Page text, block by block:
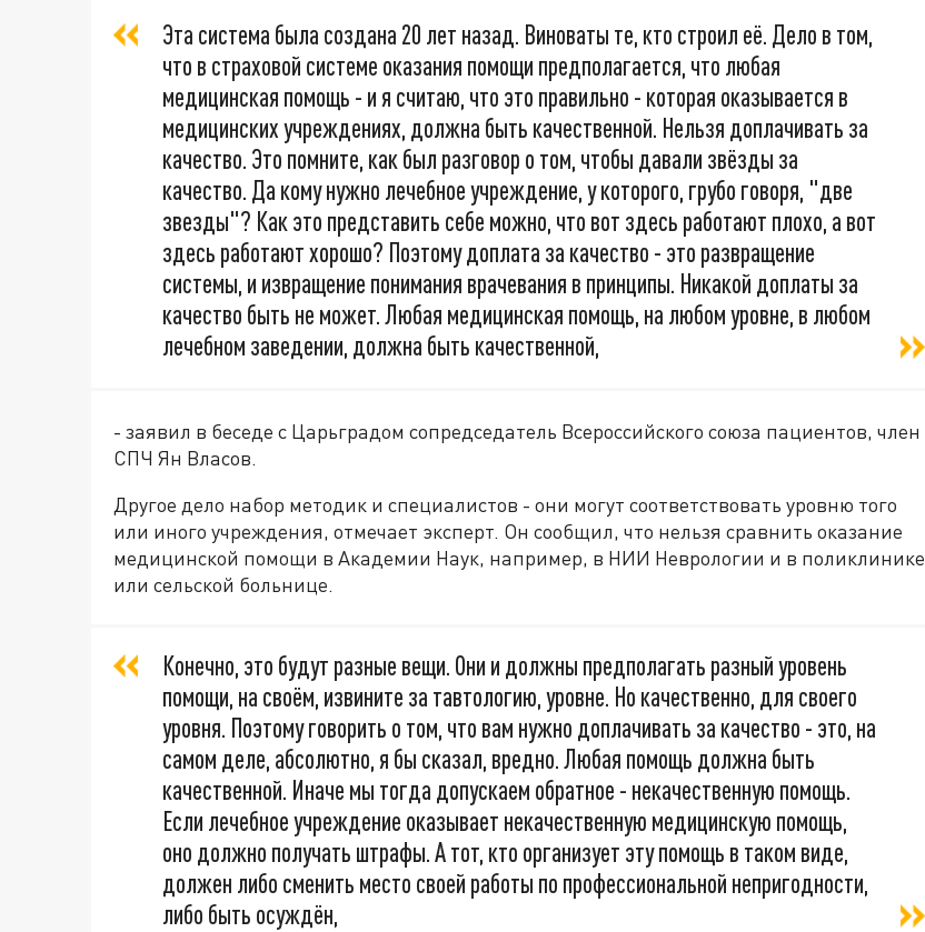
Эта система была создана 20 лет назад. Виноваты те, кто строил её. Дело в том,
что в страховой системе оказания помощи предполагается, что любая
медицинская помощь - и я считаю, что это правильно - которая оказывается в
медицинских учреждениях, должна быть качественной. Нельзя доплачивать за
качество. Это помните, как был разговор о том, чтобы давали звёзды за
качество. Да кому нужно лечебное учреждение, у которого, грубо говоря, "две
звезды"? Как это представить себе можно, что вот здесь работают плохо, а вот
здесь работают хорошо? Поэтому доплата за качество - это развращение
системы, и извращение понимания врачевания в принципы. Никакой доплаты за
качество быть не может. Любая медицинская помощь, на любом уровне, в любом
лечебном заведении, должна быть качественной,
- заявил в беседе с Царьградом сопредседатель Всероссийского союза пациентов, член
СПЧ Ян Власов.
Другое дело набор методик и специалистов - они могут соответствовать уровню того
или иного учреждения, отмечает эксперт. Он сообщил, что нельзя сравнить оказание
медицинской помощи в Академии Наук, например, в НИИ Неврологии и в поликлинике
или сельской больнице.
Конечно, это будут разные вещи. Они и должны предполагать разный уровень
помощи, на своём, извините за тавтологию, уровне. Но качественно, для своего
уровня. Поэтому говорить о том, что вам нужно доплачивать за качество - это, на
самом деле, абсолютно, я бы сказал, вредно. Любая помощь должна быть
качественной. Иначе мы тогда допускаем обратное - некачественную помощь.
Если лечебное учреждение оказывает некачественную медицинскую помощь,
оно должно получать штрафы. А тот, кто организует эту помощь в таком виде,
должен либо сменить место своей работы по профессиональной непригодности,
либо быть осуждён,